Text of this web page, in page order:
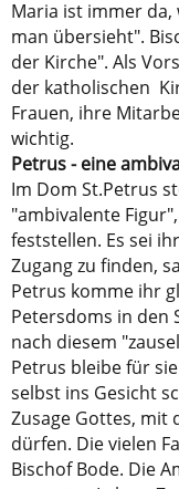
Maria ist immer da,
man übersieht".
der Kirche". Als
der katholischen
Frauen, ihre
wichtig.
Petrus - eine
Im Dom St.Petrus
"ambivalente
feststellen. Es sei
Zugang zu finden,
Petrus komme ihr
Petersdoms in den
nach diesem
Petrus bleibe für
selbst ins Gesicht
Zusage Gottes, mit
dürfen. Die vielen
Bischof Bode. Die